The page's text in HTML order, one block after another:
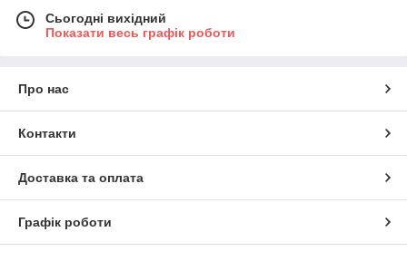
Сьогодні вихідний
Показати весь графік роботи
Про нас
Контакти
Доставка та оплата
Графік роботи